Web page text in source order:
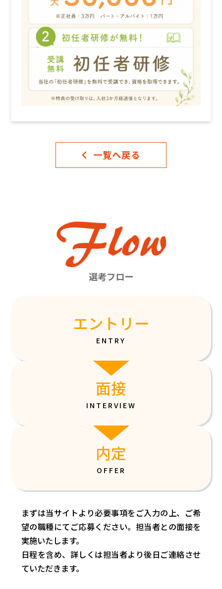
一覧へ戻る
選考フロー
エントリー
ENTRY
面接
INTERVIEW
内定
OFFER
まずは当サイトより必要事項をご入力の上、ご希
望の職種にてご応募ください。担当者との面接を
実施いたします。
日程を含め、詳しくは担当者より後日ご連絡させ
ていただきます。